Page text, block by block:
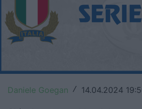
United Rugby Championship
Premiership
Champions Cup
Daniele Goegan / 14.04.2024